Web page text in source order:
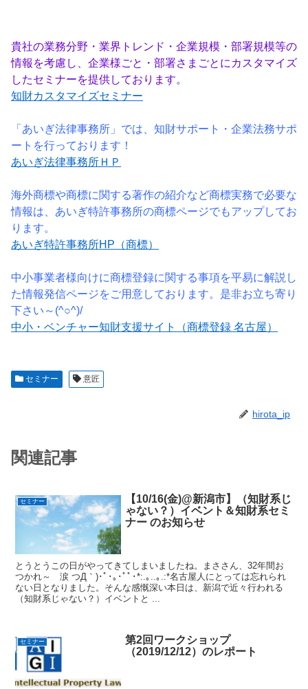
貴社の業務分野・業界トレンド・企業規模・部署規模等の
情報を考慮し、企業様ごと・部署さまごとにカスタマイズ
したセミナーを提供しております。
知財カスタマイズセミナー
「あいぎ法律事務所」では、知財サポート・企業法務サポ
ートを行っております！
あいぎ法律事務所ＨＰ
海外商標や商標に関する著作の紹介など商標実務で必要な
情報は、あいぎ特許事務所の商標ページでもアップしてお
ります。
あいぎ特許事務所HP（商標）
中小事業者様向けに商標登録に関する事項を平易に解説し
た情報発信ページをご用意しております。是非お立ち寄り
下さい～(^○^)/
中小・ベンチャー知財支援サイト（商標登録 名古屋）
セミナー 意匠
hirota_ip
関連記事
セミナー
【10/16(金)@新潟市】（知財系じ
ゃない？）イベント＆知財系セミ
ナー のお知らせ
とうとうこの日がやってきてしまいましたね。まささん、32年間お
つかれ～ 涙 つД｀)･ﾟ･｡･ﾟﾟ･*:.｡..｡.:*名古屋人にとっては忘れられ
ない日となりました。そんな感慨深い本日は、新潟で近々行われる
（知財系じゃない？）イベントと ...
セミナー
第2回ワークショップ
（2019/12/12）のレポート